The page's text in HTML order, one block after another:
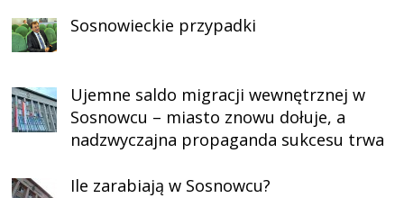
Sosnowieckie przypadki
Ujemne saldo migracji wewnętrznej w
Sosnowcu – miasto znowu dołuje, a
nadzwyczajna propaganda sukcesu trwa
Ile zarabiają w Sosnowcu?